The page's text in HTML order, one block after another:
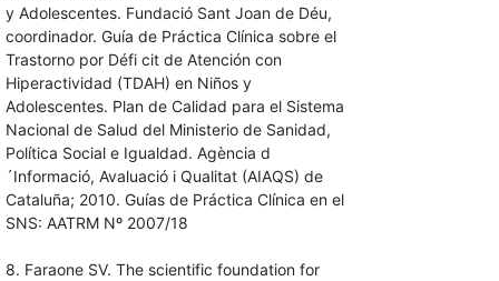
y Adolescentes. Fundació Sant Joan de Déu,
coordinador. Guía de Práctica Clínica sobre el
Trastorno por Défi cit de Atención con
Hiperactividad (TDAH) en Niños y
Adolescentes. Plan de Calidad para el Sistema
Nacional de Salud del Ministerio de Sanidad,
Política Social e Igualdad. Agència d
´Informació, Avaluació i Qualitat (AIAQS) de
Cataluña; 2010. Guías de Práctica Clínica en el
SNS: AATRM Nº 2007/18
8. Faraone SV. The scientific foundation for